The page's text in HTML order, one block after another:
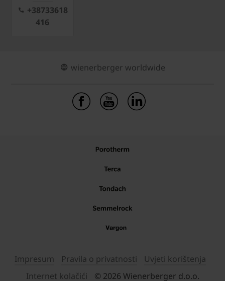
+38733618
416
wienerberger worldwide
Impresum Pravila o privatnosti
Uvjeti korištenja
Internet kolačići
© 2026 Wienerberger d.o.o.